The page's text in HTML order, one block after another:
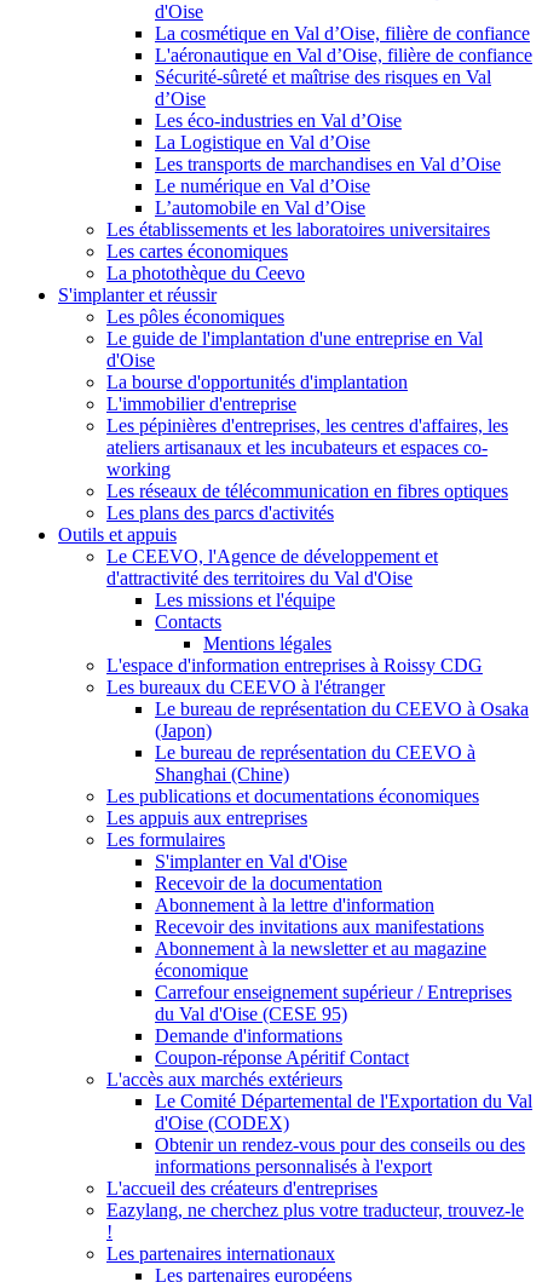
d'Oise
La cosmétique en Val d’Oise, filière de confiance
L'aéronautique en Val d’Oise, filière de confiance
Sécurité-sûreté et maîtrise des risques en Val
d’Oise
Les éco-industries en Val d’Oise
La Logistique en Val d’Oise
Les transports de marchandises en Val d’Oise
Le numérique en Val d’Oise
L’automobile en Val d’Oise
Les établissements et les laboratoires universitaires
Les cartes économiques
La photothèque du Ceevo
S'implanter et réussir
Les pôles économiques
Le guide de l'implantation d'une entreprise en Val
d'Oise
La bourse d'opportunités d'implantation
L'immobilier d'entreprise
Les pépinières d'entreprises, les centres d'affaires, les
ateliers artisanaux et les incubateurs et espaces co-
working
Les réseaux de télécommunication en fibres optiques
Les plans des parcs d'activités
Outils et appuis
Le CEEVO, l'Agence de développement et
d'attractivité des territoires du Val d'Oise
Les missions et l'équipe
Contacts
Mentions légales
L'espace d'information entreprises à Roissy CDG
Les bureaux du CEEVO à l'étranger
Le bureau de représentation du CEEVO à Osaka
(Japon)
Le bureau de représentation du CEEVO à
Shanghai (Chine)
Les publications et documentations économiques
Les appuis aux entreprises
Les formulaires
S'implanter en Val d'Oise
Recevoir de la documentation
Abonnement à la lettre d'information
Recevoir des invitations aux manifestations
Abonnement à la newsletter et au magazine
économique
Carrefour enseignement supérieur / Entreprises
du Val d'Oise (CESE 95)
Demande d'informations
Coupon-réponse Apéritif Contact
L'accès aux marchés extérieurs
Le Comité Départemental de l'Exportation du Val
d'Oise (CODEX)
Obtenir un rendez-vous pour des conseils ou des
informations personnalisés à l'export
L'accueil des créateurs d'entreprises
Eazylang, ne cherchez plus votre traducteur, trouvez-le
!
Les partenaires internationaux
Les partenaires européens